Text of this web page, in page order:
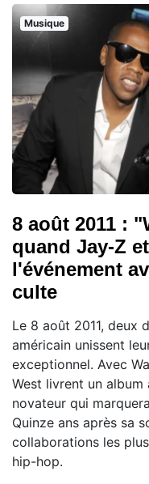
Musique
8 août 2011 :
quand Jay-Z
l'événement
culte
Le 8 août 2011, deux
américain unissent
exceptionnel. Avec
West livrent un
novateur qui
Quinze ans après sa
collaborations les
hip-hop.